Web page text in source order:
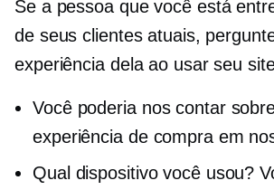
Se a pessoa que você está
de seus clientes atuais,
experiência dela ao usar seu
Você poderia nos contar
experiência de compra em
Qual dispositivo você usou?